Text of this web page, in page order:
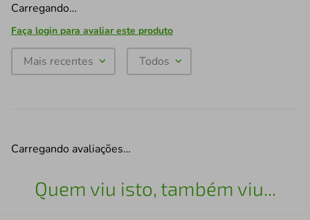
Carregando…
Faça login para avaliar este produto
Mais recentes Todos
Carregando avaliações…
Quem viu isto, também viu...